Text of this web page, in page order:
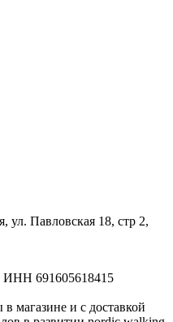
ул. Павловская 18, стр 2,
691605618415
магазине и с доставкой